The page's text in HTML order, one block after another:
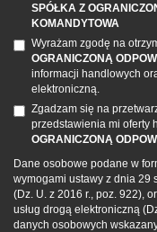
SPÓŁKA Z
KOMANDYTOWA
Wyrażam zgodę na
OGRANICZONĄ
informacji handlowych
elektroniczną.
Zgadzam się na
przedstawienia mi oferty
OGRANICZONĄ
Dane osobowe podane w
wymogami ustawy z dnia 29
(Dz. U. z 2016 r., poz. 922),
usług drogą elektroniczną
danych osobowych